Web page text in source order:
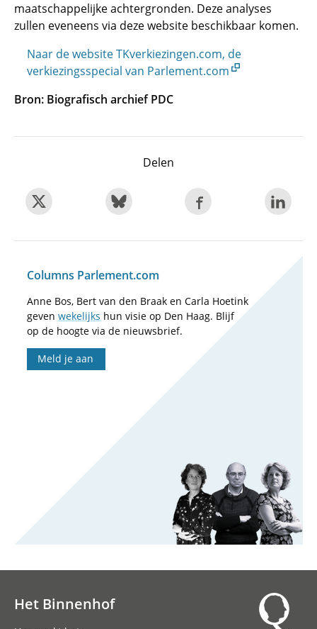
maatschappelijke achtergronden. Deze analyses
zullen eveneens via deze website beschikbaar komen.
Naar de website TKverkiezingen.com, de
verkiezingsspecial van Parlement.com
Bron: Biografisch archief PDC
Delen
Columns Parlement.com
Anne Bos, Bert van den Braak en Carla Hoetink
geven wekelijks hun visie op Den Haag. Blijf
op de hoogte via de nieuwsbrief.
Meld je aan
Het Binnenhof